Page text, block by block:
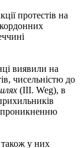
протестів на
виявили на
чисельністю до
(III. Weg), в
проникненню
у них